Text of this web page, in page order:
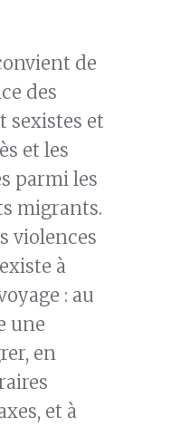
de
des
sexistes et
et les
parmi les
migrants.
violences
à
: au
une
en
et à